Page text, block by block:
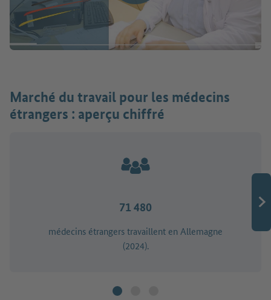
Marché du travail pour les médecins
étrangers : aperçu chiffré
71 480
médecins étrangers travaillent en Allemagne
(2024).